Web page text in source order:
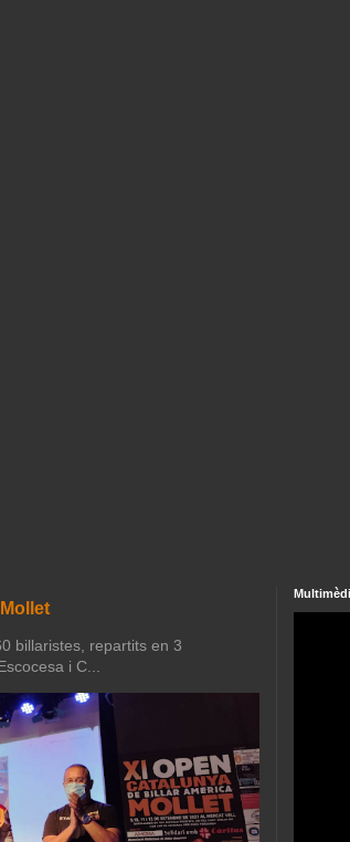
billaristes, repartits en 3
i C...